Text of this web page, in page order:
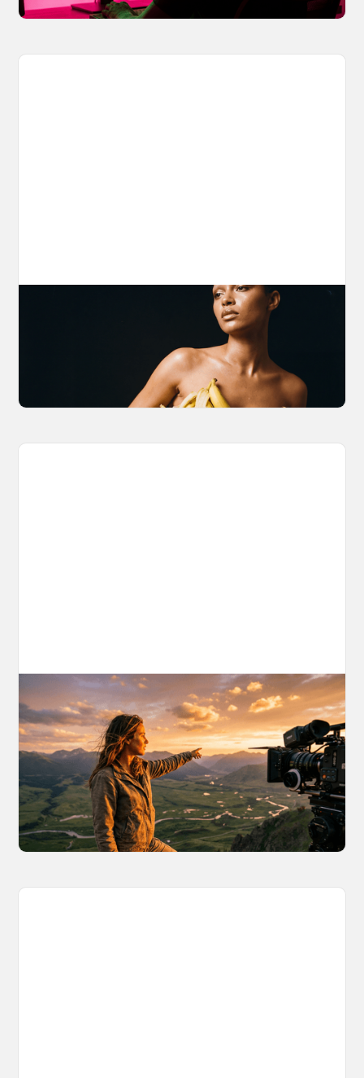
The Nano Banana 2 Handbook
Brian from Litany of Ignition gives a hands-on
breakdown of what Gemini 2.0 Flash Image
can actually do, with the prompts to prove it.
AI World Building for Content Creators:
A More Consistent Approach to AI
Content
Learn why building persistent AI worlds beats
one-off video generation for content creators,
and how to create such 3D environments with
OpenArt Worlds.
March 26, 2026